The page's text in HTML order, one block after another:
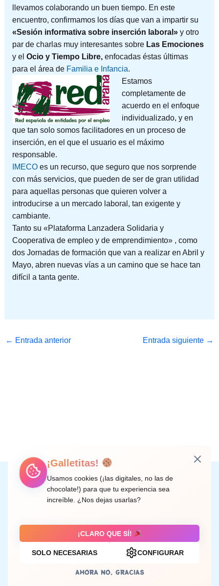
llevamos colaborando un buen tiempo. En este
encuentro, confirmamos los días que van a impartir su
«Sesión informativa sobre inserción laboral»y otro
par de charlas muy interesantes sobre Las Emociones
y el Ocio y Tiempo Libre, enfocadas éstas últimas
para el área de Familia e Infancia.
Estamos
completamente de
acuerdo en el enfoque
individualizado, y en
que tan solo somos facilitadores en un proceso de
inserción, en el que el usuario es el máximo
responsable.
IMECOes un recurso, que seguro que nos sorprende
con más servicios, que pueden de ser de gran utilidad
para aquellas personas que quieren volver a
introducirse a un mercado laboral, tan exigente y
cambiante.
Tanto su «Plataforma Lanzadera Solidaria y
Cooperativa de empleo y de emprendimiento» , como
dos Jornadas de formación que van a realizar en Abril y
Mayo, abren nuevas vías a un camino que se hace tan
difícil a tanta gente.
← Entrada anterior Entrada siguiente →
Instagram
Facebook
X LinkedIn
Correo electrónico
C/ Doctor Rodríguez de la Fuente, 8 València
Aviso legal
¡Galletitas!
Usamos cookies (¡las digitales, no las de
chocolate!) para que tu experiencia sea
increíble. ¿Nos dejas usarlas?
¡CLARO QUE SÍ!
SOLO NECESARIAS CONFIGURAR
AHORA NO, GRACIAS